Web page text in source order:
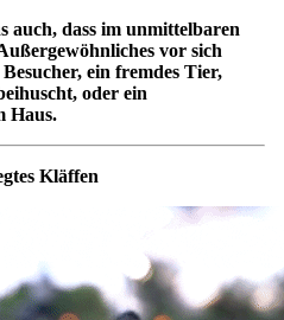
auch, dass im unmittelbaren
vor sich
ein fremdes Tier,
oder ein
Haus.
Kläffen